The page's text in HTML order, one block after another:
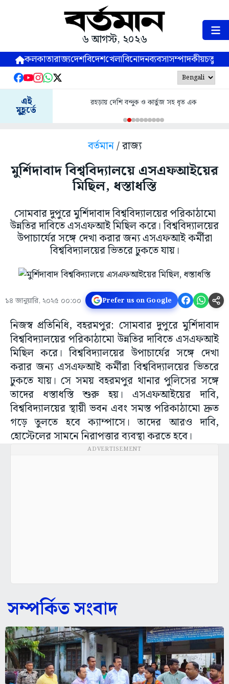
৬ আগস্ট, ২০২৬
কলকাতারাজ্যদেশবিদেশখেলাবিনোদনব্যবসাসম্পাদকীয়
এই
মুহূর্তে
রহড়ায় দেশি বন্দুক ও কার্তুজ সহ ধৃত এক
বর্তমান/ রাজ্য
মুর্শিদাবাদ বিশ্ববিদ্যালয়ে এসএফআইয়ের
মিছিল, ধস্তাধস্তি
সোমবার দুপুরে মুর্শিদাবাদ বিশ্ববিদ্যালয়ের পরিকাঠামো
উন্নতির দাবিতে এসএফআই মিছিল করে। বিশ্ববিদ্যালয়ের
উপাচার্যের সঙ্গে দেখা করার জন্য এসএফআই কর্মীরা
বিশ্ববিদ্যালয়ের ভিতরে ঢুকতে যায়।
১৪ জানুয়ারি, ২০২৫ ০০:০০ Prefer us on Google
নিজস্ব প্রতিনিধি, বহরমপুর: সোমবার দুপুরে মুর্শিদাবাদ
বিশ্ববিদ্যালয়ের পরিকাঠামো উন্নতির দাবিতে এসএফআই
মিছিল করে। বিশ্ববিদ্যালয়ের উপাচার্যের সঙ্গে দেখা
করার জন্য এসএফআই কর্মীরা বিশ্ববিদ্যালয়ের ভিতরে
ঢুকতে যায়। সে সময় বহরমপুর থানার পুলিসের সঙ্গে
তাদের ধস্তাধস্তি শুরু হয়। এসএফআইয়ের দাবি,
বিশ্ববিদ্যালয়ের স্থায়ী ভবন এবং সমস্ত পরিকাঠামো দ্রুত
গড়ে তুলতে হবে ক্যাম্পাসে। তাদের আরও দাবি,
হোস্টেলের সামনে নিরাপত্তার ব্যবস্থা করতে হবে।
ADVERTISEMENT
সম্পর্কিত সংবাদ